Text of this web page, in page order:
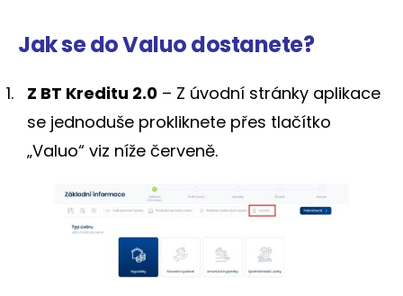
Jak se do Valuo dostanete?
Z BT Kreditu 2.0 – Z úvodní stránky aplikace
se jednoduše prokliknete přes tlačítko
„Valuo“ viz níže červeně.